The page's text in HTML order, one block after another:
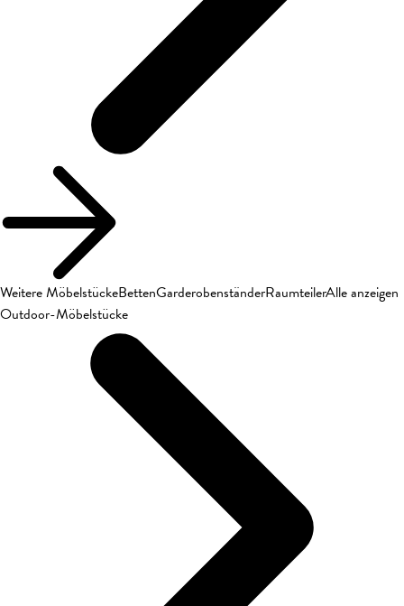
Weitere MöbelstückeBettenGarderobenständerRaumteilerAlle anzeigen
Outdoor-Möbelstücke